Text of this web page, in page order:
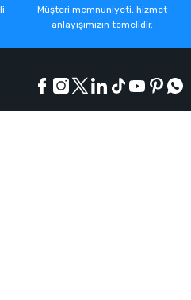
Müşteri memnuniyeti, hizmet
anlayışımızın temelidir.